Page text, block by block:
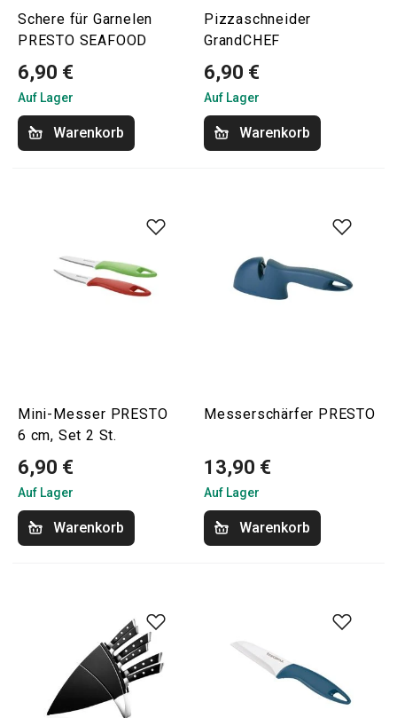
Schere für Garnelen
PRESTO SEAFOOD
6,90 €
Auf Lager
Warenkorb
Pizzaschneider
GrandCHEF
6,90 €
Auf Lager
Warenkorb
Mini-Messer PRESTO
6 cm, Set 2 St.
6,90 €
Auf Lager
Warenkorb
Messerschärfer PRESTO
13,90 €
Auf Lager
Warenkorb